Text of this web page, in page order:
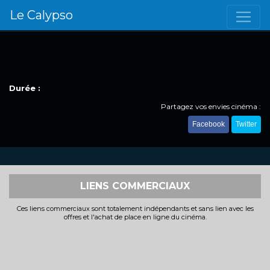
Le Calypso
Durée :
Partagez vos envies cinéma :
Facebook Twitter
LIENS COMMERCIAUX
Ces liens commerciaux sont totalement indépendants et sans lien avec les
offres et l'achat de place en ligne du cinéma.